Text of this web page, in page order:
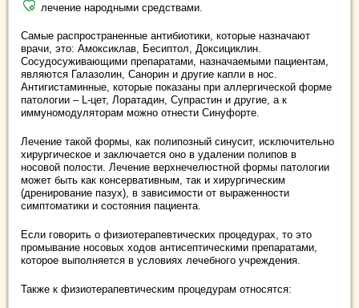
лечение народными средствами.
Самые распространенные антибиотики, которые назначают
врачи, это: Амоксиклав, Бесиптол, Доксициклин.
Сосудосуживающими препаратами, назначаемыми пациентам,
являются Галазолин, Санорин и другие капли в нос.
Антигистаминные, которые показаны при аллергической форме
патологии – L-цет, Лоратадин, Супрастин и другие, а к
иммуномодуляторам можно отнести Синуфорте.
Лечение такой формы, как полипозный синусит, исключительно
хирургическое и заключается оно в удалении полипов в
носовой полости. Лечение верхнечелюстной формы патологии
может быть как консервативным, так и хирургическим
(дренирование пазух), в зависимости от выраженности
симптоматики и состояния пациента.
Если говорить о физиотерапевтических процедурах, то это
промывание носовых ходов антисептическими препаратами,
которое выполняется в условиях лечебного учреждения.
Также к физиотерапевтическим процедурам относятся: